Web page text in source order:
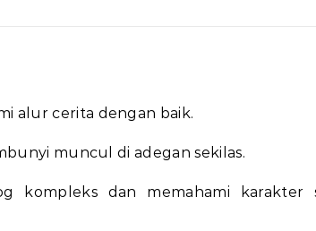
alur cerita dengan baik.
muncul di adegan sekilas.
kompleks dan memahami karakter